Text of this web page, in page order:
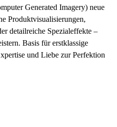
Generated Imagery) neue
Produktvisualisierungen,
detailreiche Spezialeffekte –
Basis für erstklassige
und Liebe zur Perfektion